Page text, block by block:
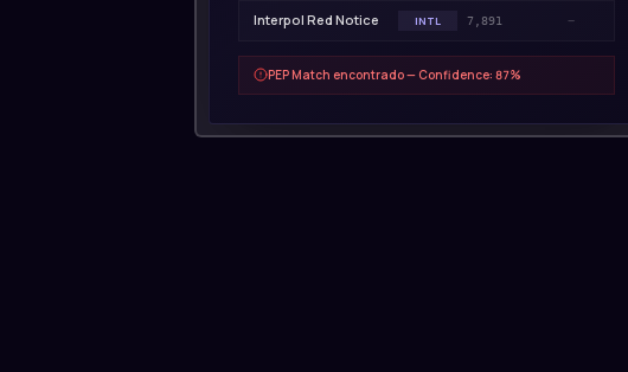
Interpol Red Notice INTL 7,891
PEP Match encontrado — Confidence: 87%